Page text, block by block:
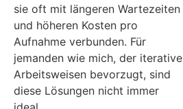
sie oft mit längeren Wartezeiten
und höheren Kosten pro
Aufnahme verbunden. Für
jemanden wie mich, der iterative
Arbeitsweisen bevorzugt, sind
diese Lösungen nicht immer